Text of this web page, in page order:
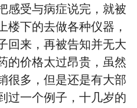
感受与病症说完，就被
楼下的去做各种仪器，
回来，再被告知并无大
的价格太过昂贵，虽然
很多，但是还是有大部
过一个例子，十几岁的